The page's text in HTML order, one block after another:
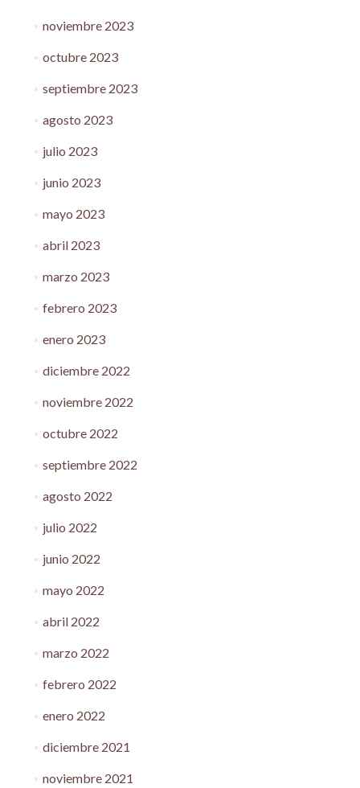
noviembre 2023
octubre 2023
septiembre 2023
agosto 2023
julio 2023
junio 2023
mayo 2023
abril 2023
marzo 2023
febrero 2023
enero 2023
diciembre 2022
noviembre 2022
octubre 2022
septiembre 2022
agosto 2022
julio 2022
junio 2022
mayo 2022
abril 2022
marzo 2022
febrero 2022
enero 2022
diciembre 2021
noviembre 2021